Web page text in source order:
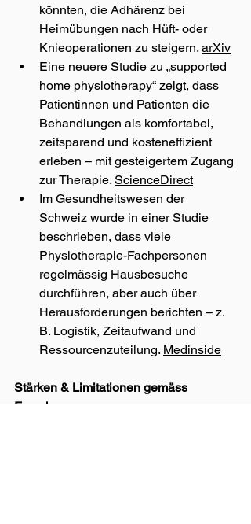
könnten, die Adhärenz bei
Heimübungen nach Hüft- oder
Knieoperationen zu steigern. arXiv
Eine neuere Studie zu „supported
home physiotherapy“ zeigt, dass
Patientinnen und Patienten die
Behandlungen als komfortabel,
zeitsparend und kosteneffizient
erleben – mit gesteigertem Zugang
zur Therapie. ScienceDirect
Im Gesundheitswesen der
Schweiz wurde in einer Studie
beschrieben, dass viele
Physiotherapie-Fachpersonen
regelmässig Hausbesuche
durchführen, aber auch über
Herausforderungen berichten – z.
B. Logistik, Zeitaufwand und
Ressourcenzuteilung. Medinside
Stärken & Limitationen gemäss
Forschung